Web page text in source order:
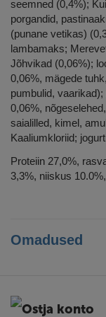
seemned (0,4%);
porgandid,
(punane vetikas)
lambamaks;
Jõhvikad (0,06%);
0,06%, mägede
pumbulid,
0,06%,
saialilled, kimel,
Kaaliumkloriid;
Proteiin 27,0%,
3,3%, niiskus
Omadused
Ostja konto